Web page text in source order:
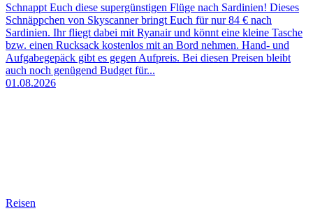
Schnappt Euch diese supergünstigen Flüge nach Sardinien! Dieses
Schnäppchen von Skyscanner bringt Euch für nur 84 € nach
Sardinien. Ihr fliegt dabei mit Ryanair und könnt eine kleine Tasche
bzw. einen Rucksack kostenlos mit an Bord nehmen. Hand- und
Aufgabegepäck gibt es gegen Aufpreis. Bei diesen Preisen bleibt
auch noch genügend Budget für...
01.08.2026
Reisen